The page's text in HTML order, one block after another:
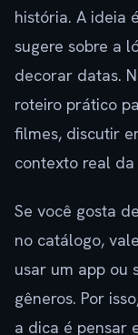
história. A ideia
sugere sobre a
decorar datas.
roteiro prático
filmes, discutir
contexto real da
Se você gosta
no catálogo,
usar um app ou
gêneros. Por
a dica é pensar